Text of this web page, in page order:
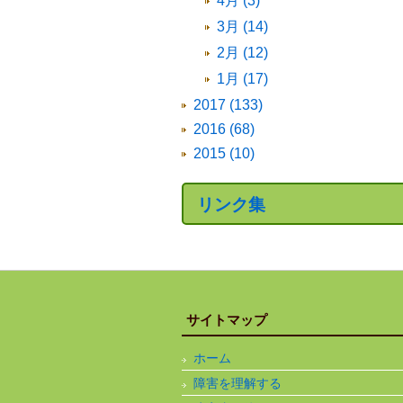
3月 (14)
2月 (12)
1月 (17)
2017 (133)
2016 (68)
2015 (10)
リンク集
サイトマップ
ホーム
障害を理解する